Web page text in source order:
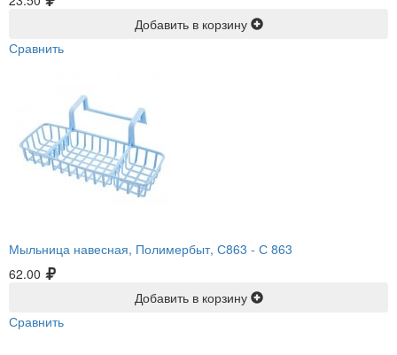
Добавить в корзину
Сравнить
Мыльница навесная, Полимербыт, С863 - С 863
62.00
Добавить в корзину
Сравнить